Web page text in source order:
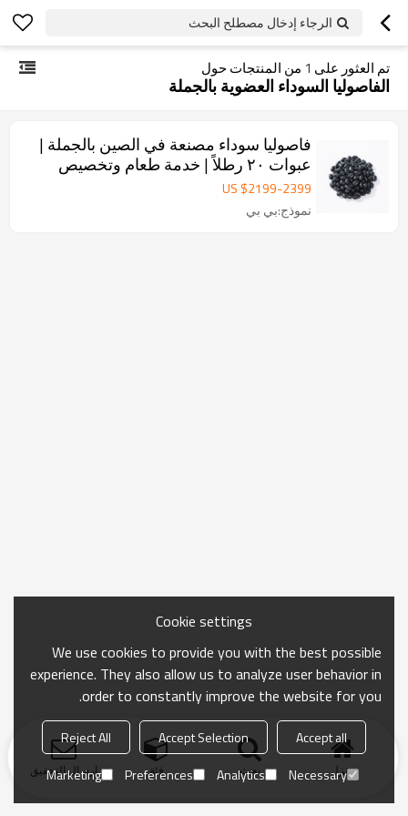
الرجاء إدخال مصطلح البحث
تم العثور على 1 من المنتجات حول
الفاصوليا السوداء العضوية بالجملة
فاصوليا سوداء مصنعة في الصين بالجملة |
عبوات ٢٠ رطلاً | خدمة طعام وتخصيص
OEM
US $2199-2399
نموذج:بي بي
منزل بحث فئة ارسال التحقيق
Cookie settings
We use cookies to provide you with the best possible
experience. They also allow us to analyze user behavior in
order to constantly improve the website for you.
Accept all
Accept Selection
Reject All
Necessary
Analytics
Preferences
Marketing